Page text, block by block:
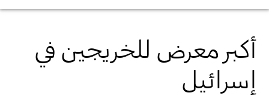
أكبر معرض للخريجين في
إسرائيل